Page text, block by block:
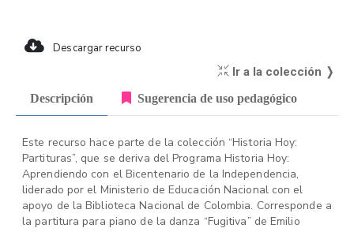
Descargar recurso
Ir a la colección ❭
Descripción Sugerencia de uso pedagógico
Este recurso hace parte de la colección “Historia Hoy:
Partituras”, que se deriva del Programa Historia Hoy:
Aprendiendo con el Bicentenario de la Independencia,
liderado por el Ministerio de Educación Nacional con el
apoyo de la Biblioteca Nacional de Colombia. Corresponde a
la partitura para piano de la danza “Fugitiva” de Emilio